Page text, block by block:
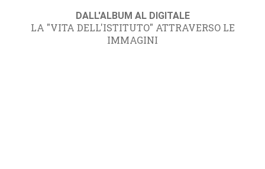
DALL'ALBUM AL DIGITALE
LA "VITA DELL'ISTITUTO" ATTRAVERSO LE
IMMAGINI